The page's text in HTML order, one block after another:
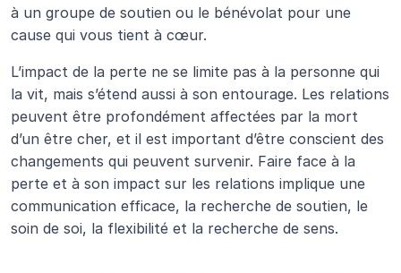
à un groupe de soutien ou le bénévolat pour une
cause qui vous tient à cœur.
L’impact de la perte ne se limite pas à la personne qui
la vit, mais s’étend aussi à son entourage. Les relations
peuvent être profondément affectées par la mort
d’un être cher, et il est important d’être conscient des
changements qui peuvent survenir. Faire face à la
perte et à son impact sur les relations implique une
communication efficace, la recherche de soutien, le
soin de soi, la flexibilité et la recherche de sens.